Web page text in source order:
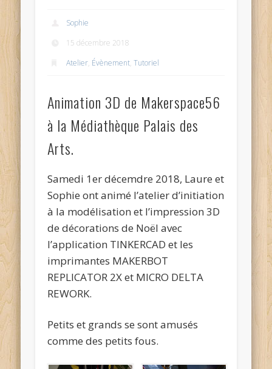
Sophie
15 décembre 2018
Atelier, Évènement,Tutoriel
Animation 3D de Makerspace56
à la Médiathèque Palais des
Arts.
Samedi 1er décemdre 2018, Laure et
Sophie ont animé l’atelier d’initiation
à la modélisation et l’impression 3D
de décorations de Noël avec
l’application TINKERCAD et les
imprimantes MAKERBOT
REPLICATOR 2X et MICRO DELTA
REWORK.
Petits et grands se sont amusés
comme des petits fous.